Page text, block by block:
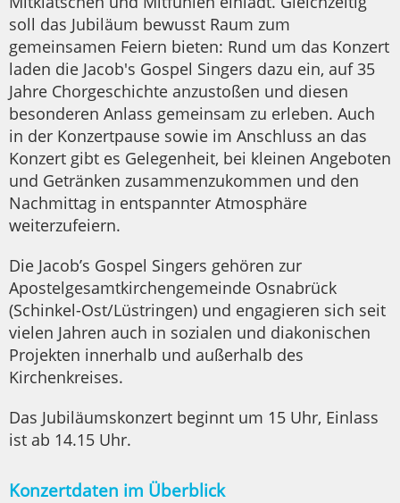
soll das Jubiläum bewusst Raum zum
gemeinsamen Feiern bieten: Rund um das Konzert
laden die Jacob's Gospel Singers dazu ein, auf 35
Jahre Chorgeschichte anzustoßen und diesen
besonderen Anlass gemeinsam zu erleben. Auch
in der Konzertpause sowie im Anschluss an das
Konzert gibt es Gelegenheit, bei kleinen Angeboten
und Getränken zusammenzukommen und den
Nachmittag in entspannter Atmosphäre
weiterzufeiern.
Die Jacob’s Gospel Singers gehören zur
Apostelgesamtkirchengemeinde Osnabrück
(Schinkel-Ost/Lüstringen) und engagieren sich seit
vielen Jahren auch in sozialen und diakonischen
Projekten innerhalb und außerhalb des
Kirchenkreises.
Das Jubiläumskonzert beginnt um 15 Uhr, Einlass
ist ab 14.15 Uhr.
Konzertdaten im Überblick